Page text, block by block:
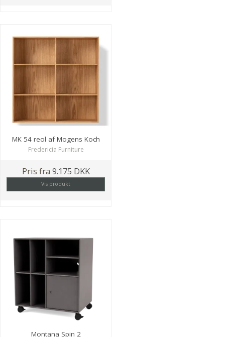
MK 54 reol af Mogens Koch
Fredericia Furniture
Pris fra 9.175 DKK
Vis produkt
Montana Spin 2